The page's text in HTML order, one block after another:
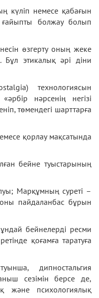
күліп немесе қабағын
ғайыпты болжау болып
өзгерту оның жеке
этикалық әрі діни
технологиясын
нәрсенің негізі
төмендегі шарттарға
қорлау мақсатында
бейне туыстарының
Марқұмның суреті –
пайдаланбас бұрын
бейнелерді ресми
қоғамға таратуға
дипностальгия
сезімін берсе де,
және психологиялық